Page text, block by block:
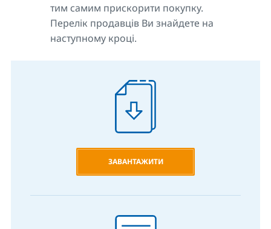
тим самим прискорити покупку.
Перелік продавців Ви знайдете на
наступному кроці.
ЗАВАНТАЖИТИ